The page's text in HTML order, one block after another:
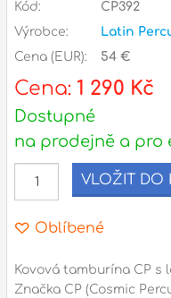
Adresa
Seifertova 69,
Praha 3 - 130 00 (
gsm.: +420 777 888 408
gsm.: +420 777 888 088
email: prodejna@bici.cz
Otevírací doba
pondělí – pátek :10:00 –
Kód:
CP392
Výrobce:
Latin
Cena (EUR):
54 €
Cena: 1 290 Kč
Dostupné
na prodejně a pro
VLOŽIT DO
Oblíbené
Kovová tamburína CP
Značka CP (Cosmic